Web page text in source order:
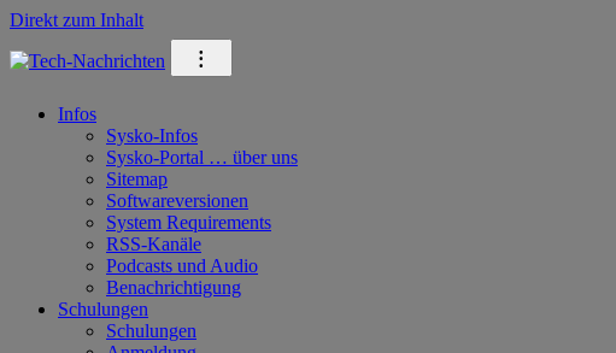
Direkt zum Inhalt
⁝
Infos
Sysko-Infos
Sysko-Portal … über uns
Sitemap
Softwareversionen
System Requirements
RSS-Kanäle
Podcasts und Audio
Benachrichtigung
Schulungen
Schulungen